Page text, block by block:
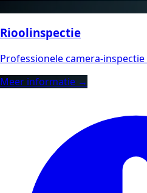
Rioolinspectie
Professionele camera-
Meer informatie →